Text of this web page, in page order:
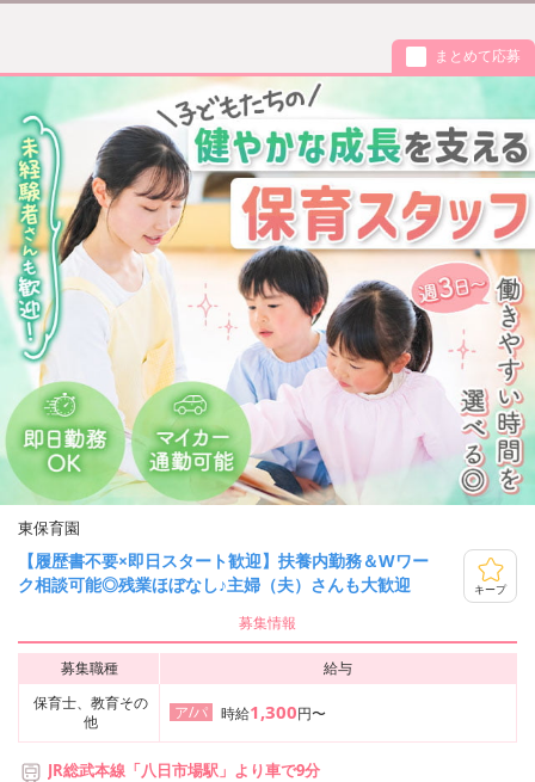
まとめて応募
東保育園
【履歴書不要×即日スタート歓迎】扶養内勤務＆Wワー
ク相談可能◎残業ほぼなし♪主婦（夫）さんも大歓迎
キープ
募集情報
募集職種
給与
保育士、教育その
他
ア/パ 時給1,300円〜
JR総武本線「八日市場駅」より車で9分